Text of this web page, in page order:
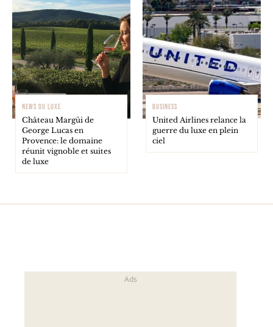
NEWS DU LUXE
Château Margüi de
George Lucas en
Provence: le domaine
réunit vignoble et suites
de luxe
BUSINESS
United Airlines relance la
guerre du luxe en plein
ciel